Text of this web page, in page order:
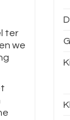
ter
we